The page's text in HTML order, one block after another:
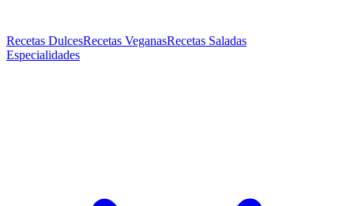
Recetas DulcesRecetas VeganasRecetas Saladas
Especialidades